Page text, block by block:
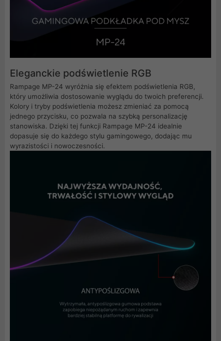
Eleganckie podświetlenie RGB
Rampage MP-24 wyróżnia się efektem podświetlenia RGB,
który umożliwia dostosowanie wyglądu do twoich preferencji.
Kolory i tryby podświetlenia możesz zmieniać za pomocą
jednego przycisku, co pozwala na szybką personalizację
stanowiska. Dzięki tej funkcji Rampage MP-24 idealnie
dopasuje się do każdego stylu gamingowego, dodając mu
wyrazistości i nowoczesności.